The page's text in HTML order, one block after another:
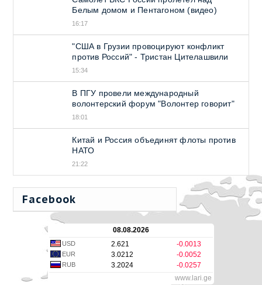
Белым домом и Пентагоном (видео)
16:17
"США в Грузии провоцируют конфликт
против Россий" - Тристан Цителашвили
15:34
В ПГУ провели международный
волонтерский форум "Волонтер говорит"
18:01
Китай и Россия объединят флоты против
НАТО
21:22
Facebook
08.08.2026
USD 2.621 -0.0013
EUR 3.0212 -0.0052
RUB 3.2024
-0.0257
www.lari.ge